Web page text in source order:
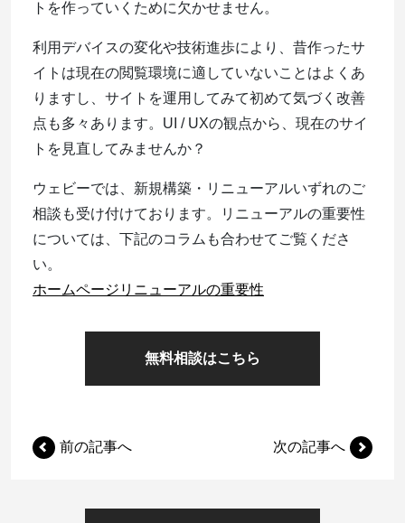
トを作っていくために欠かせません。
利用デバイスの変化や技術進歩により、昔作ったサ
イトは現在の閲覧環境に適していないことはよくあ
りますし、サイトを運用してみて初めて気づく改善
点も多々あります。UI / UXの観点から、現在のサイ
トを見直してみませんか？
ウェビーでは、新規構築・リニューアルいずれのご
相談も受け付けております。リニューアルの重要性
については、下記のコラムも合わせてご覧くださ
い。
ホームページリニューアルの重要性
無料相談はこちら
前の記事へ 次の記事へ